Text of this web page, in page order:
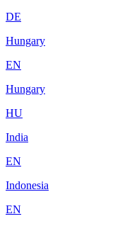
DE
Hungary
EN
Hungary
HU
India
EN
Indonesia
EN